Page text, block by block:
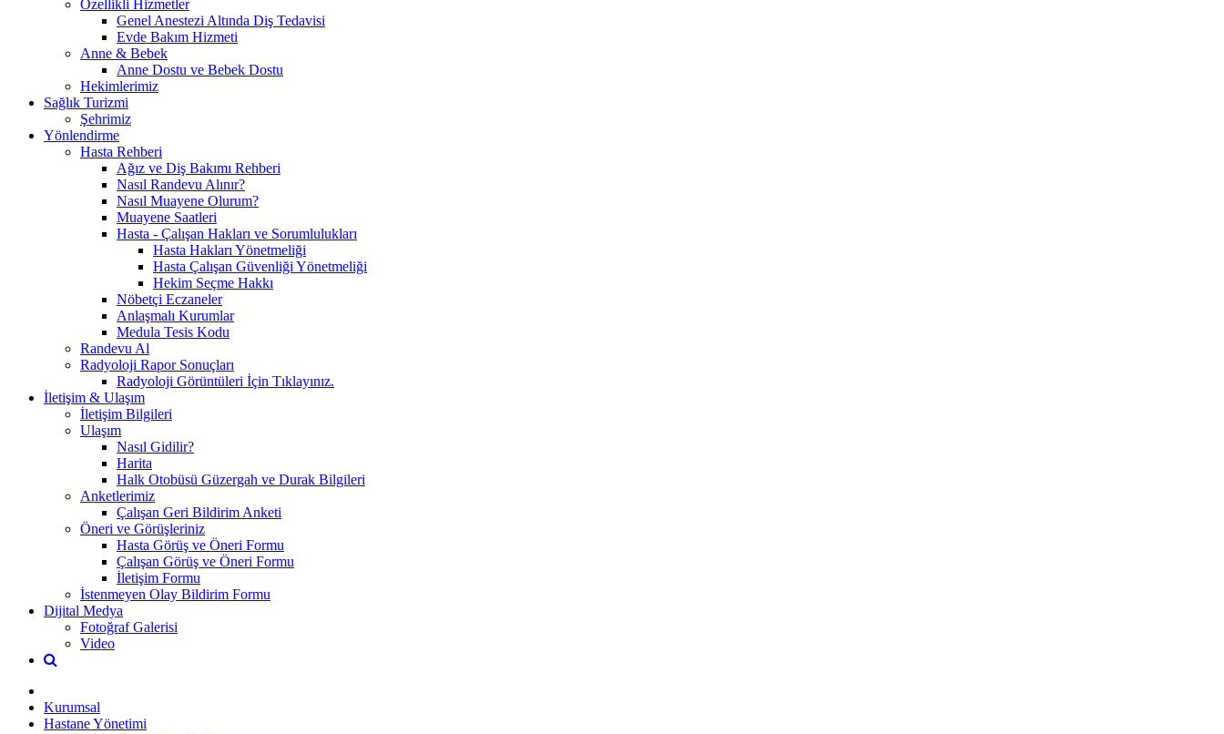
Özellikli Hizmetler
Genel Anestezi Altında Diş Tedavisi
Evde Bakım Hizmeti
Anne & Bebek
Anne Dostu ve Bebek Dostu
Hekimlerimiz
Sağlık Turizmi
Şehrimiz
Yönlendirme
Hasta Rehberi
Ağız ve Diş Bakımı Rehberi
Nasıl Randevu Alınır?
Nasıl Muayene Olurum?
Muayene Saatleri
Hasta - Çalışan Hakları ve Sorumlulukları
Hasta Hakları Yönetmeliği
Hasta Çalışan Güvenliği Yönetmeliği
Hekim Seçme Hakkı
Nöbetçi Eczaneler
Anlaşmalı Kurumlar
Medula Tesis Kodu
Randevu Al
Radyoloji Rapor Sonuçları
Radyoloji Görüntüleri İçin Tıklayınız.
İletişim & Ulaşım
İletişim Bilgileri
Ulaşım
Nasıl Gidilir?
Harita
Halk Otobüsü Güzergah ve Durak Bilgileri
Anketlerimiz
Çalışan Geri Bildirim Anketi
Öneri ve Görüşleriniz
Hasta Görüş ve Öneri Formu
Çalışan Görüş ve Öneri Formu
İletişim Formu
İstenmeyen Olay Bildirim Formu
Dijital Medya
Fotoğraf Galerisi
Video
Kurumsal
Hastane Yönetimi